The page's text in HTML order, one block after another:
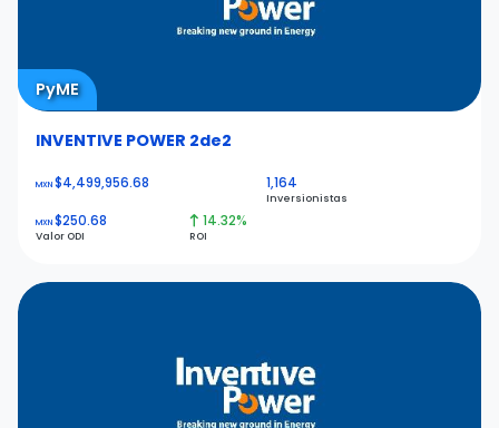
PyME
INVENTIVE POWER 2de2
MXN$4,499,956.68 1,164
Inversionistas
MXN$250.68
Valor ODI
14.32%
ROI